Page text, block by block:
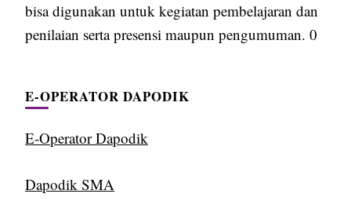
bisa digunakan untuk kegiatan pembelajaran dan
penilaian serta presensi maupun pengumuman. 0
E-OPERATOR DAPODIK
E-Operator Dapodik
Dapodik SMA